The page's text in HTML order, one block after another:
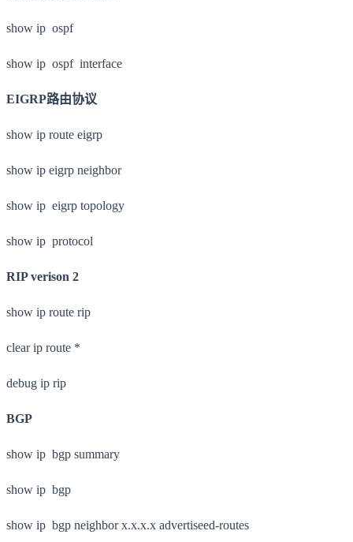
show ip ospf
show ip ospf interface
EIGRP路由协议
show ip route eigrp
show ip eigrp neighbor
show ip eigrp topology
show ip protocol
RIP verison 2
show ip route rip
clear ip route *
debug ip rip
BGP
show ip bgp summary
show ip bgp
show ip bgp neighbor x.x.x.x advertiseed-routes